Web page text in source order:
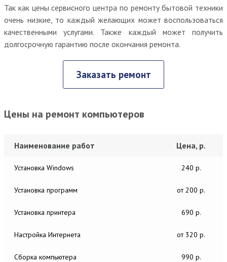
Так как цены сервисного центра по ремонту бытовой техники
очень низкие, то каждый желающих может воспользоваться
качественными услугами. Также каждый может получить
долгосрочную гарантию после окончания ремонта.
Заказать ремонт
Цены на ремонт компьютеров
Наименование работ Цена, р.
Установка Windows 240 р.
Установка программ от 200 р.
Установка принтера 690 р.
Настройка Интернета от 320 р.
Сборка компьютера 990 р.